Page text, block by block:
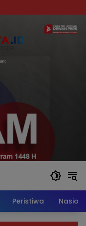
Peristiwa